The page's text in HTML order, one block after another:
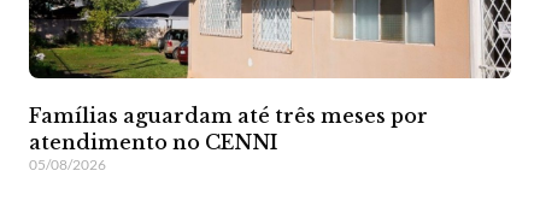
Famílias aguardam até três meses por
atendimento no CENNI
05/08/2026